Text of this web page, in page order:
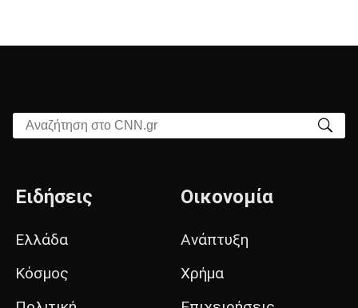
Αναζήτηση στο CNN.gr
Ειδήσεις
Ελλάδα
Κόσμος
Οικονομία
Ανάπτυξη
Χρήμα